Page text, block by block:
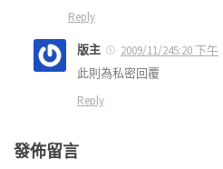
Reply
版主
2009/11/245:20 下午
此則為私密回覆
Reply
發佈留言